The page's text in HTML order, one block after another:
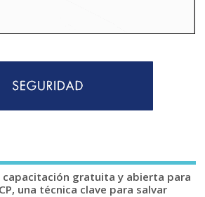
capacitación gratuita y abierta para
una técnica clave para salvar